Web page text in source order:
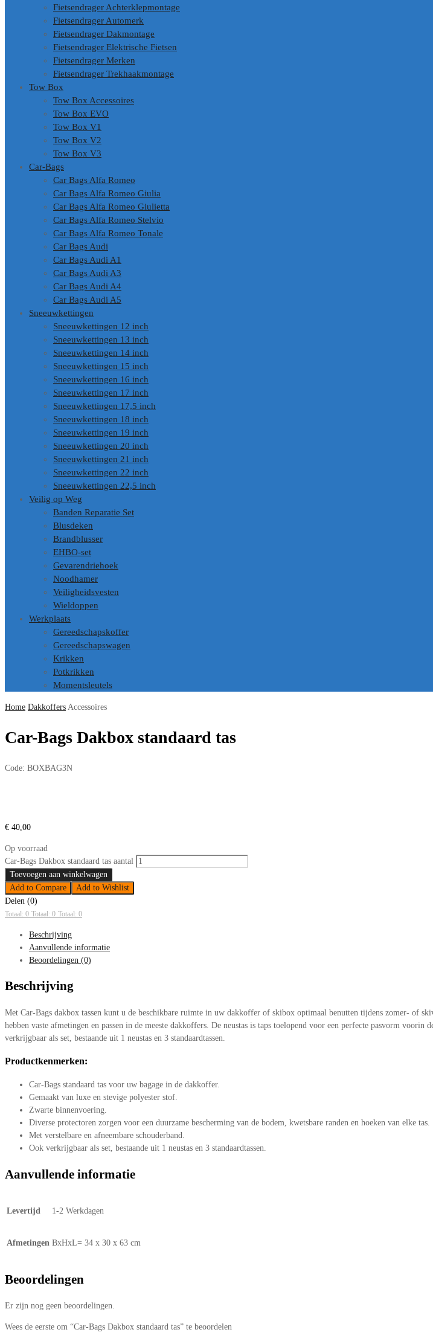
Fietsendrager Achterklepmontage
Fietsendrager Automerk
Fietsendrager Dakmontage
Fietsendrager Elektrische Fietsen
Fietsendrager Merken
Fietsendrager Trekhaakmontage
Tow Box
Tow Box Accessoires
Tow Box EVO
Tow Box V1
Tow Box V2
Tow Box V3
Car-Bags
Car Bags Alfa Romeo
Car Bags Alfa Romeo Giulia
Car Bags Alfa Romeo Giulietta
Car Bags Alfa Romeo Stelvio
Car Bags Alfa Romeo Tonale
Car Bags Audi
Car Bags Audi A1
Car Bags Audi A3
Car Bags Audi A4
Car Bags Audi A5
Sneeuwkettingen
Sneeuwkettingen 12 inch
Sneeuwkettingen 13 inch
Sneeuwkettingen 14 inch
Sneeuwkettingen 15 inch
Sneeuwkettingen 16 inch
Sneeuwkettingen 17 inch
Sneeuwkettingen 17,5 inch
Sneeuwkettingen 18 inch
Sneeuwkettingen 19 inch
Sneeuwkettingen 20 inch
Sneeuwkettingen 21 inch
Sneeuwkettingen 22 inch
Sneeuwkettingen 22,5 inch
Veilig op Weg
Banden Reparatie Set
Blusdeken
Brandblusser
EHBO-set
Gevarendriehoek
Noodhamer
Veiligheidsvesten
Wieldoppen
Werkplaats
Gereedschapskoffer
Gereedschapswagen
Krikken
Potkrikken
Momentsleutels
Home Dakkoffers Accessoires
Car-Bags Dakbox standaard tas
Code: BOXBAG3N
€ 40,00
Op voorraad
Car-Bags Dakbox standaard tas aantal
Toevoegen aan winkelwagen
Add to Compare
Add to Wishlist
Delen (0)
Totaal: 0 Totaal: 0 Totaal: 0
Beschrijving
Aanvullende informatie
Beoordelingen (0)
Beschrijving
Met Car-Bags dakbox tassen kunt u de beschikbare ruimte in uw dakkoffer of skibox optimaal benutten tijdens zomer- of
hebben vaste afmetingen en passen in de meeste dakkoffers. De neustas is taps toelopend voor een perfecte pasvorm
verkrijgbaar als set, bestaande uit 1 neustas en 3 standaardtassen.
Productkenmerken:
Car-Bags standaard tas voor uw bagage in de dakkoffer.
Gemaakt van luxe en stevige polyester stof.
Zwarte binnenvoering.
Diverse protectoren zorgen voor een duurzame bescherming van de bodem, kwetsbare randen en hoeken van elke tas.
Met verstelbare en afneembare schouderband.
Ook verkrijgbaar als set, bestaande uit 1 neustas en 3 standaardtassen.
Aanvullende informatie
Levertijd 1-2 Werkdagen
Afmetingen BxHxL= 34 x 30 x 63 cm
Beoordelingen
Er zijn nog geen beoordelingen.
Wees de eerste om “Car-Bags Dakbox standaard tas” te beoordelen